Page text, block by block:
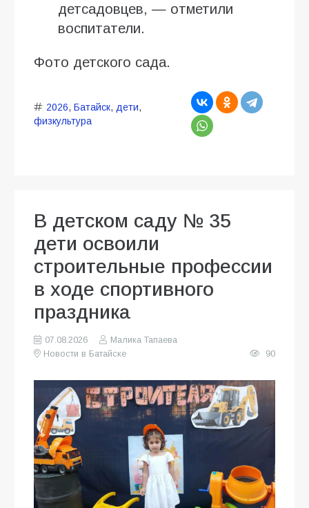
детсадовцев, — отметили
воспитатели.
Фото детского сада.
2026, Батайск, дети,
физкультура
В детском саду № 35
дети освоили
строительные профессии
в ходе спортивного
праздника
07.08.2026
Малика Тапаева
Новости в Батайске
90